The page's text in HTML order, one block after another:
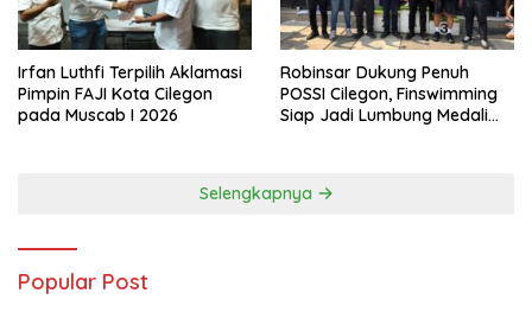
Irfan Luthfi Terpilih Aklamasi
Pimpin FAJI Kota Cilegon
pada Muscab I 2026
Robinsar Dukung Penuh
POSSI Cilegon, Finswimming
Siap Jadi Lumbung Medali
Selengkapnya
Popular Post